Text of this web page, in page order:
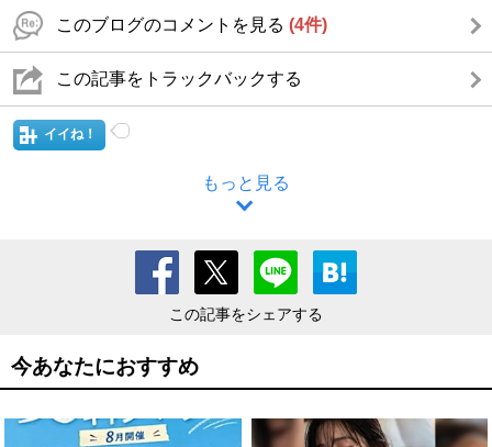
このブログのコメントを見る (4件)
この記事をトラックバックする
イイね！
もっと見る
この記事をシェアする
今あなたにおすすめ